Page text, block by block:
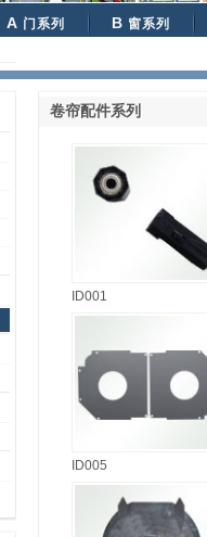
A 门系列 B 窗系列
卷帘配件系列
ID001
ID005